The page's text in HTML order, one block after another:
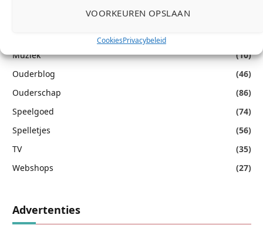
VOORKEUREN OPSLAAN
CookiesPrivacybeleid
Muziek
(10)
Ouderblog
(46)
Ouderschap
(86)
Speelgoed
(74)
Spelletjes
(56)
TV
(35)
Webshops
(27)
Advertenties